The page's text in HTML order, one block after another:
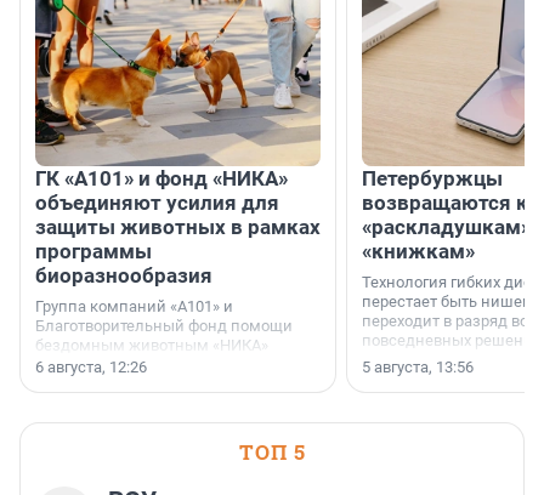
ГК «А101» и фонд «НИКА»
объединяют усилия для
защиты животных в рамках
программы
биоразнообразия
Группа компаний «А101» и
Благотворительный фонд помощи
бездомным животным «НИКА»
заключили соглашение о
6 августа, 12:26
Петербуржцы
возвращаются к
«раскладушкам»
«книжкам»
Технология гибких
перестает быть
переходит в разряд
повседневных
5 августа, 13:56
ТОП 5